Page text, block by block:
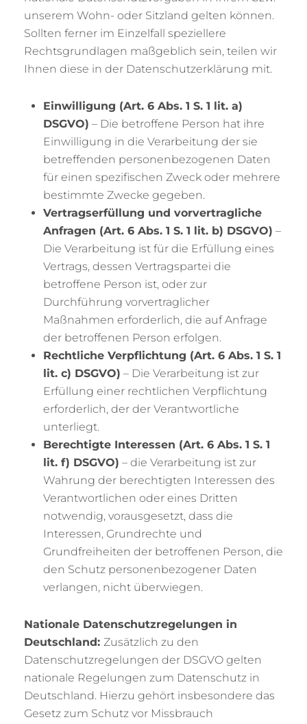
unserem Wohn- oder Sitzland gelten können.
Sollten ferner im Einzelfall speziellere
Rechtsgrundlagen maßgeblich sein, teilen wir
Ihnen diese in der Datenschutzerklärung mit.
Einwilligung (Art. 6 Abs. 1 S. 1 lit. a)
DSGVO) – Die betroffene Person hat ihre
Einwilligung in die Verarbeitung der sie
betreffenden personenbezogenen Daten
für einen spezifischen Zweck oder mehrere
bestimmte Zwecke gegeben.
Vertragserfüllung und vorvertragliche
Anfragen (Art. 6 Abs. 1 S. 1 lit. b) DSGVO) –
Die Verarbeitung ist für die Erfüllung eines
Vertrags, dessen Vertragspartei die
betroffene Person ist, oder zur
Durchführung vorvertraglicher
Maßnahmen erforderlich, die auf Anfrage
der betroffenen Person erfolgen.
Rechtliche Verpflichtung (Art. 6 Abs. 1 S. 1
lit. c) DSGVO) – Die Verarbeitung ist zur
Erfüllung einer rechtlichen Verpflichtung
erforderlich, der der Verantwortliche
unterliegt.
Berechtigte Interessen (Art. 6 Abs. 1 S. 1
lit. f) DSGVO) – die Verarbeitung ist zur
Wahrung der berechtigten Interessen des
Verantwortlichen oder eines Dritten
notwendig, vorausgesetzt, dass die
Interessen, Grundrechte und
Grundfreiheiten der betroffenen Person, die
den Schutz personenbezogener Daten
verlangen, nicht überwiegen.
Nationale Datenschutzregelungen in
Deutschland: Zusätzlich zu den
Datenschutzregelungen der DSGVO gelten
nationale Regelungen zum Datenschutz in
Deutschland. Hierzu gehört insbesondere das
Gesetz zum Schutz vor Missbrauch